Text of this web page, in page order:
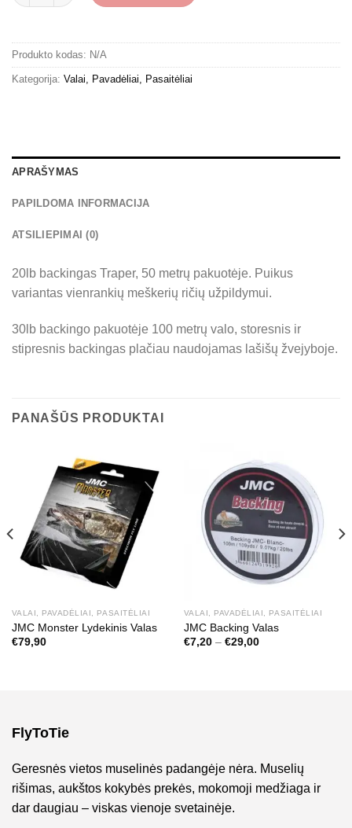
Produkto kodas: N/A
Kategorija: Valai, Pavadėliai, Pasaitėliai
APRAŠYMAS
PAPILDOMA INFORMACIJA
ATSILIEPIMAI (0)
20lb backingas Traper, 50 metrų pakuotėje. Puikus
variantas vienrankių meškerių ričių užpildymui.
30lb backingo pakuotėje 100 metrų valo, storesnis ir
stipresnis backingas plačiau naudojamas lašišų žvejyboje.
PANAŠŪS PRODUKTAI
VALAI, PAVADĖLIAI, PASAITĖLIAI
JMC Monster Lydekinis Valas
€79,90
VALAI, PAVADĖLIAI, PASAITĖLIAI
JMC Backing Valas
€7,20 – €29,00Price
FlyToTie
Geresnės vietos muselinės padangėje nėra. Muselių
rišimas, aukštos kokybės prekės, mokomoji medžiaga ir
dar daugiau – viskas vienoje svetainėje.